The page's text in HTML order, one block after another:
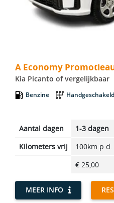
A Economy
Kia Picanto of vergelijkbaar
Benzine Handgeschakeld
Aantal dagen 1-3 dagen
Kilometers vrij
100km p.d.
€ 25,00
MEER INFO